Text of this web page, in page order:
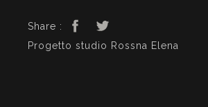
Share :
Progetto studio Rossna Elena